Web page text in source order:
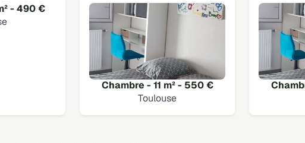
- 490 €
Chambre - 11 m² - 550 €
Toulouse